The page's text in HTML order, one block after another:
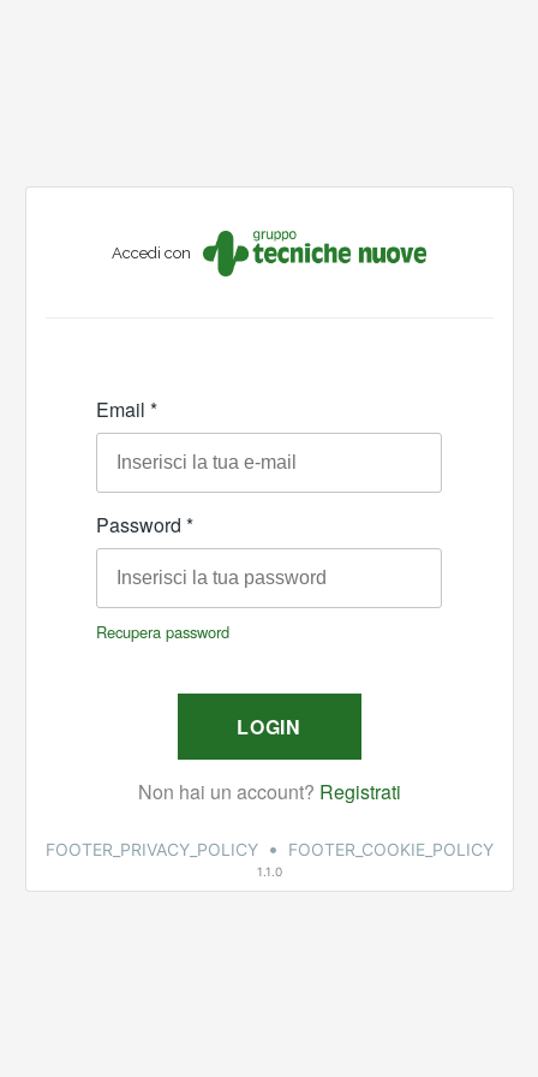
Accedi con
FOOTER_PRIVACY_POLICY • FOOTER_COOKIE_POLICY
1.1.0